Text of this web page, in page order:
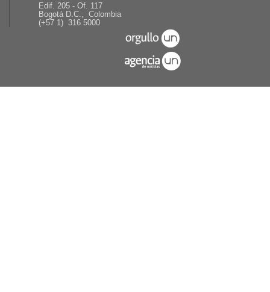
Edif. 205 - Of. 117
Bogotá D.C., Colombia
(+57 1) 316 5000